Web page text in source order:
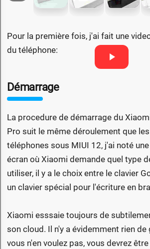
Pour la première fois, j'ai fait une
du téléphone:
Démarrage
La procedure de démarrage du
Pro suit le même déroulement que
téléphones sous MIUI 12, j'ai noté
écran où Xiaomi demande quel type
utiliser, il y a le choix entre le clavier
un clavier spécial pour l'écriture en
Xiaomi esssaie toujours de
son cloud. Il n'y a évidemment rien de
vous n'en voulez pas, vous devrez